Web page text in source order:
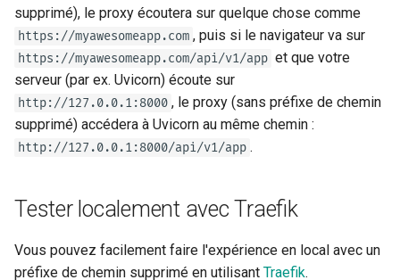
supprimé), le proxy écoutera sur quelque chose comme
https://myawesomeapp.com , puis si le navigateur va sur
https://myawesomeapp.com/api/v1/app et que votre
serveur (par ex. Uvicorn) écoute sur
http://127.0.0.1:8000 , le proxy (sans préfixe de chemin
supprimé) accédera à Uvicorn au même chemin :
http://127.0.0.1:8000/api/v1/app .
Tester localement avec Traefik
Vous pouvez facilement faire l'expérience en local avec un
préfixe de chemin supprimé en utilisant Traefik.